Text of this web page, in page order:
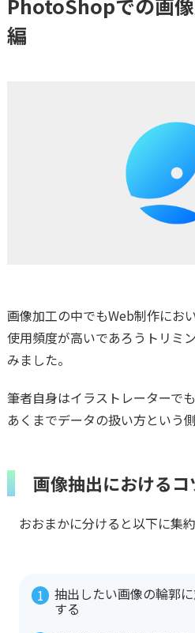
編
画像加工の中でもWeb制作にお
使用頻度が高いであろうトリミ
みました。
筆者自身はイラストレーターで
あくまでデータの扱い方という
画像抽出におけるコ
おおまかに分けると以下に集約
抽出したい画像の輪郭
する